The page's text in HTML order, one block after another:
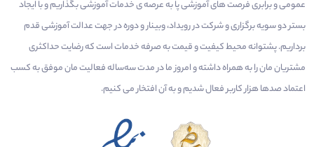
عمومی و برابری فرصت های آموزشی پا به عرصه ی خدمات آموزشی بگذاریم و با ایجاد
بستر دو سویه برگزاری و شرکت در رویداد، وبینار و دوره در جهت عدالت آموزشی قدم
برداریم. پشتوانه محیط کیفیت و قیمت به صرفه خدمات است که رضایت حداکثری
مشتریان مان را به همراه داشته و امروز ما در مدت سه‌ساله فعالیت مان موفق به کسب
اعتماد صدها هزار کاربر فعال شدیم و به آن افتخار می‌ کنیم.